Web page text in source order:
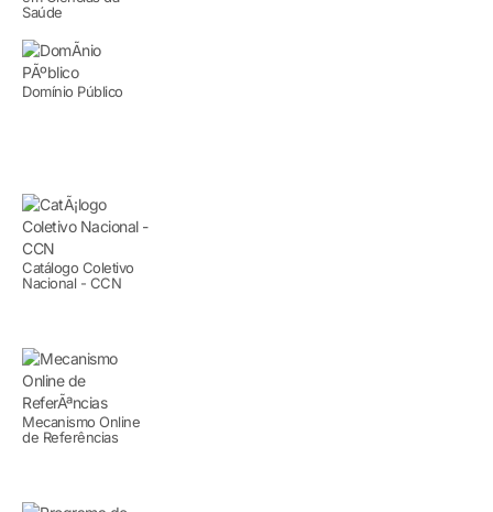
Saúde
Domínio Público
Catálogo Coletivo
Nacional - CCN
Mecanismo Online
de Referências